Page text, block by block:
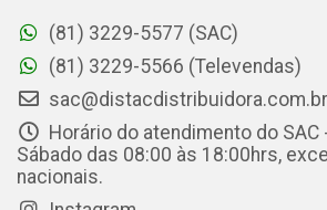
(81) 3229-5577 (SAC)
(81) 3229-5566 (Televendas)
sac@distacdistribuidora.com.br
Horário do atendimento do SAC
Sábado das 08:00 às 18:00hrs,
nacionais.